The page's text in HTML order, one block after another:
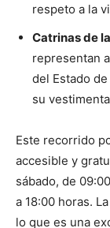
respeto a la
Catrinas de
representan
del Estado
su
Este recorrido
accesible y
sábado, de
a 18:00 horas.
lo que es una